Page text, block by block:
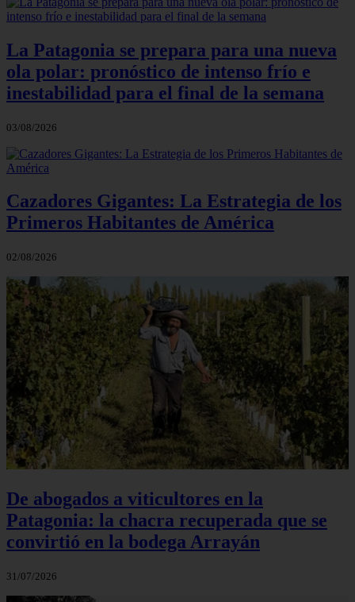
La Patagonia se prepara para una nueva
ola polar: pronóstico de intenso frío e
inestabilidad para el final de la semana
03/08/2026
Cazadores Gigantes: La Estrategia de los
Primeros Habitantes de América
02/08/2026
De abogados a viticultores en la
Patagonia: la chacra recuperada que se
convirtió en la bodega Arrayán
31/07/2026